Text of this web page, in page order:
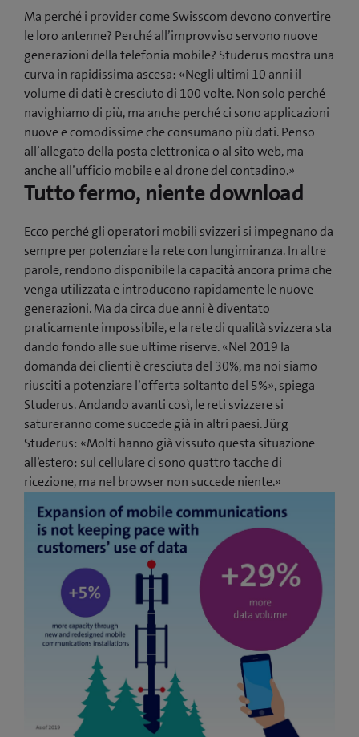
Ma perché i provider come Swisscom devono convertire
le loro antenne? Perché all’improvviso servono nuove
generazioni della telefonia mobile? Studerus mostra una
curva in rapidissima ascesa: «Negli ultimi 10 anni il
volume di dati è cresciuto di 100 volte. Non solo perché
navighiamo di più, ma anche perché ci sono applicazioni
nuove e comodissime che consumano più dati. Penso
all’allegato della posta elettronica o al sito web, ma
anche all’ufficio mobile e al drone del contadino.»
Tutto fermo, niente download
Ecco perché gli operatori mobili svizzeri si impegnano da
sempre per potenziare la rete con lungimiranza. In altre
parole, rendono disponibile la capacità ancora prima che
venga utilizzata e introducono rapidamente le nuove
generazioni. Ma da circa due anni è diventato
praticamente impossibile, e la rete di qualità svizzera sta
dando fondo alle sue ultime riserve. «Nel 2019 la
domanda dei clienti è cresciuta del 30%, ma noi siamo
riusciti a potenziare l’offerta soltanto del 5%», spiega
Studerus. Andando avanti così, le reti svizzere si
satureranno come succede già in altri paesi. Jürg
Studerus: «Molti hanno già vissuto questa situazione
all’estero: sul cellulare ci sono quattro tacche di
ricezione, ma nel browser non succede niente.»